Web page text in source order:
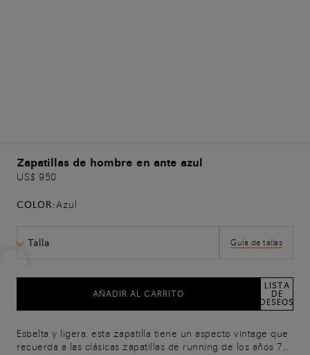
Zapatillas de hombre en ante azul
US$ 950
COLOR:Azul
Talla Guía de tallas
AÑADIR AL CARRITO
LISTA
DE
DESEOS
Esbelta y ligera, esta zapatilla tiene un aspecto vintage que
recuerda a las clásicas zapatillas de running de los años 70.